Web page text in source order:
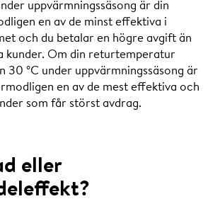
till energipriset, vilket blir lägre eller
månadens returtemperatur.
35°C 38°C 39°C
496
uppvärmningssäsong är din
en av de minst effektiva i
och du betalar en högre avgift än
kunder. Om din returtemperatur
30 °C under uppvärmningssäsong är
en av de mest effektiva och
som får störst avdrag.
eller